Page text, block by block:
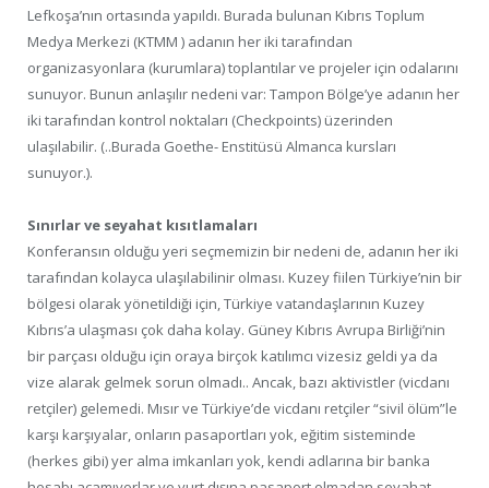
Lefkoşa’nın ortasında yapıldı. Burada bulunan Kıbrıs Toplum
Medya Merkezi (KTMM ) adanın her iki tarafından
organizasyonlara (kurumlara) toplantılar ve projeler için odalarını
sunuyor. Bunun anlaşılır nedeni var: Tampon Bölge’ye adanın her
iki tarafından kontrol noktaları (Checkpoints) üzerinden
ulaşılabilir. (..Burada Goethe- Enstitüsü Almanca kursları
sunuyor.).
Sınırlar ve seyahat kısıtlamaları
Konferansın olduğu yeri seçmemizin bir nedeni de, adanın her iki
tarafından kolayca ulaşılabilinir olması. Kuzey fiilen Türkiye’nin bir
bölgesi olarak yönetildiği için, Türkiye vatandaşlarının Kuzey
Kıbrıs’a ulaşması çok daha kolay. Güney Kıbrıs Avrupa Birliği’nin
bir parçası olduğu için oraya birçok katılımcı vizesiz geldi ya da
vize alarak gelmek sorun olmadı.. Ancak, bazı aktivistler (vicdanı
retçiler) gelemedi. Mısır ve Türkiye’de vicdanı retçiler “sivil ölüm”le
karşı karşıyalar, onların pasaportları yok, eğitim sisteminde
(herkes gibi) yer alma imkanları yok, kendi adlarına bir banka